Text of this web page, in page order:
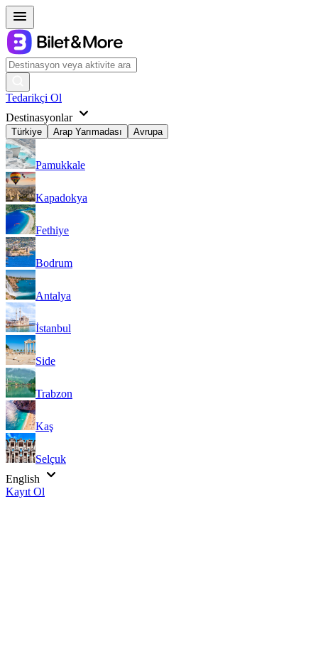
Tedarikçi Ol
Destinasyonlar
Türkiye Arap Yarımadası Avrupa
Pamukkale
Kapadokya
Fethiye
Bodrum
Antalya
İstanbul
Side
Trabzon
Kaş
Selçuk
English
Kayıt Ol